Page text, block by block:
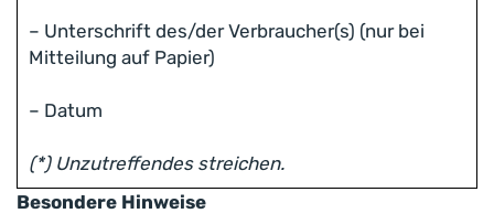
– Unterschrift des/der Verbraucher(s) (nur bei
Mitteilung auf Papier)
– Datum
(*) Unzutreffendes streichen.
Besondere Hinweise